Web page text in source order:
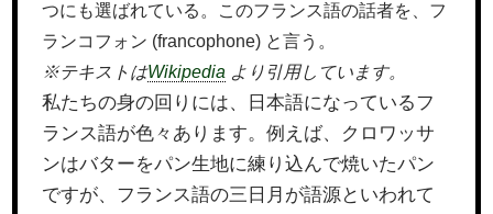
つにも選ばれている。このフランス語の話者を、フ
ランコフォン (francophone) と言う。
※テキストはWikipedia より引用しています。
私たちの身の回りには、日本語になっているフ
ランス語が色々あります。例えば、クロワッサ
ンはバターをパン生地に練り込んで焼いたパン
ですが、フランス語の三日月が語源といわれて